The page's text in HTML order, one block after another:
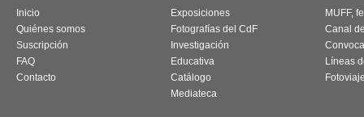
Inicio
Quiénes somos
Suscripción
FAQ
Contacto
Exposiciones
Fotografías del CdF
Investigación
Educativa
Catálogo
Mediateca
MUFF,
Canal
Líneas